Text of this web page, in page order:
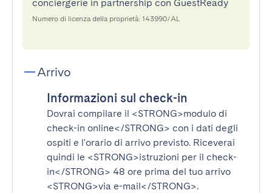
conciergerie in partnership con GuestReady
Numero di licenza della proprietà: 143990/AL
Arrivo
Informazioni sul check-in
Dovrai compilare il <STRONG>modulo di
check-in online</STRONG> con i dati degli
ospiti e l'orario di arrivo previsto. Riceverai
quindi le <STRONG>istruzioni per il check-
in</STRONG> 48 ore prima del tuo arrivo
<STRONG>via e-mail</STRONG>.